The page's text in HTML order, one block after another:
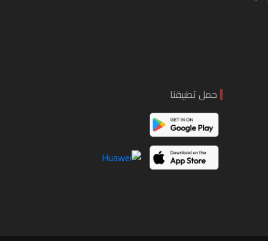
حمل تطبيقنا